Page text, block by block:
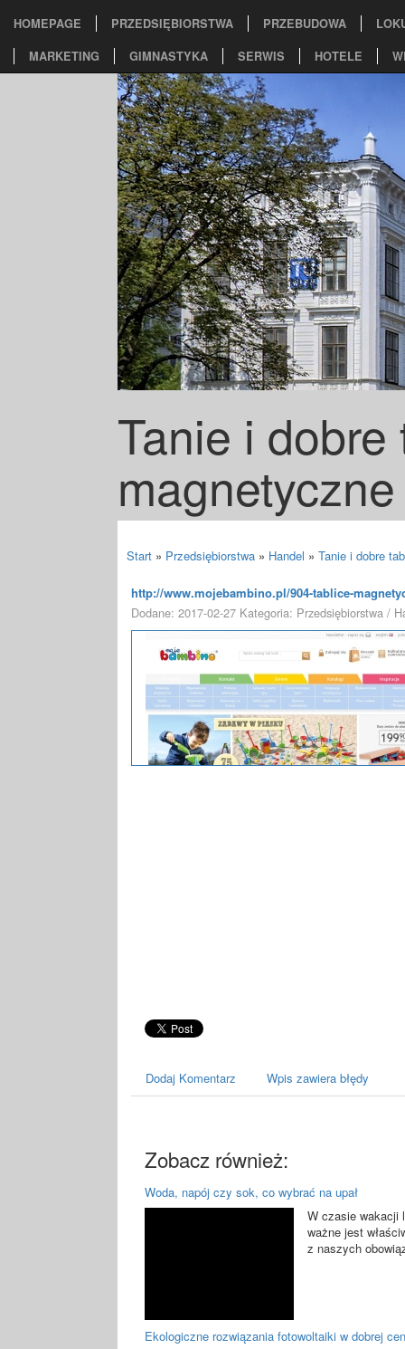
HOMEPAGE PRZEDSIĘBIORSTWA PRZEBUDOWA
MARKETING
GIMNASTYKA SERWIS HOTELE
Tanie i
Start » Przedsiębiorstwa » Handel » Tanie i dobre
http://www.mojebambino.pl/904-tablice-
Dodane: 2017-02-27 Kategoria: Przedsiębiorstwa /
Dodaj Komentarz Wpis zawiera błędy
Zobacz również:
Woda, napój czy sok, co wybrać na upał
W czasie wakacji
ważne jest
z naszych
Ekologiczne rozwiązania fotowoltaiki w dobrej